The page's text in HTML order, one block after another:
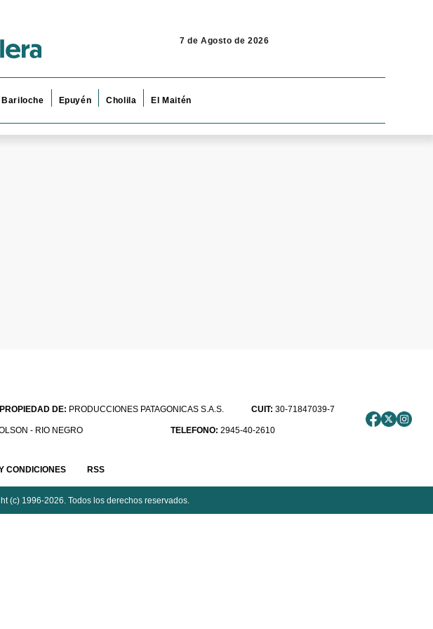
7 de Agosto de 2026
Bariloche Epuyén Cholila El Maitén
PROPIEDAD DE: PRODUCCIONES PATAGONICAS S.A.S. CUIT: 30-71847039-7
- RIO NEGRO TELEFONO: 2945-40-2610
CONDICIONES RSS
(c) 1996-2026. Todos los derechos reservados.